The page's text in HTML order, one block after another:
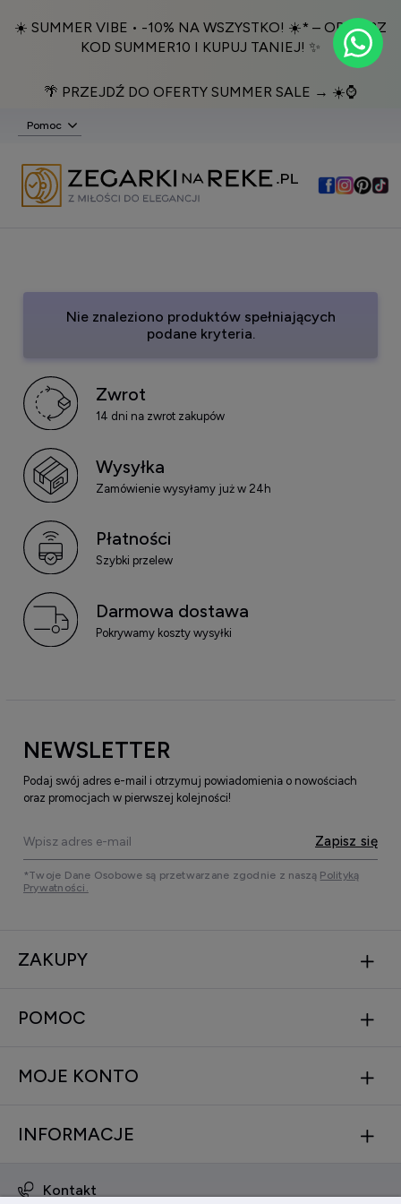
☀️ SUMMER VIBE • -10% NA WSZYSTKO! ☀️* – ODBIERZ
KOD SUMMER10 I KUPUJ TANIEJ! ✨
🌴 PRZEJDŹ DO OFERTY SUMMER SALE → ☀️⌚️
Pomoc
Nie znaleziono produktów spełniających
podane kryteria.
Zwrot
14 dni na zwrot zakupów
Wysyłka
Zamówienie wysyłamy już w 24h
Płatności
Szybki przelew
Darmowa dostawa
Pokrywamy koszty wysyłki
NEWSLETTER
Podaj swój adres e-mail i otrzymuj powiadomienia o nowościach
oraz promocjach w pierwszej kolejności!
Zapisz się
*Twoje Dane Osobowe są przetwarzane zgodnie z naszą Polityką
Prywatności.
ZAKUPY
POMOC
MOJE KONTO
INFORMACJE
Kontakt